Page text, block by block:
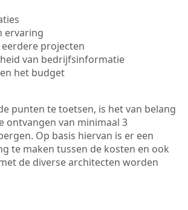
ervaring
eerdere projecten
van bedrijfsinformatie
het budget
punten te toetsen, is het van belang
ontvangen van minimaal 3
Op basis hiervan is er een
te maken tussen de kosten en ook
de diverse architecten worden